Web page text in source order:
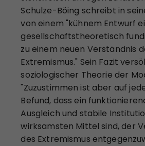
Schulze-Böing schreibt in
von einem "kühnem Entwurf
gesellschaftstheoretisch
zu einem neuen Verständnis
Extremismus." Sein Fazit
soziologischer Theorie der
"Zuzustimmen ist aber auf
Befund, dass ein
Ausgleich und stabile
wirksamsten Mittel sind, der
des Extremismus